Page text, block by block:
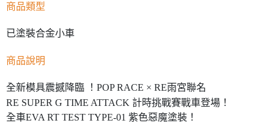
商品類型
已塗裝合金小車
商品說明
全新模具震撼降臨 ！POP RACE × RE雨宮聯名
RE SUPER G TIME ATTACK 計時挑戰賽戰車登場！
全車EVA RT TEST TYPE-01 紫色惡魔塗裝！